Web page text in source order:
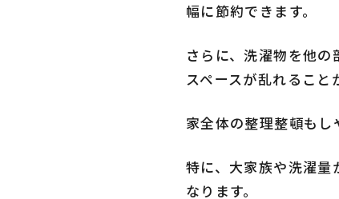
幅に節約できます。
さらに、洗濯物を他
スペースが乱れること
家全体の整理整頓もし
特に、大家族や洗濯量
なります。